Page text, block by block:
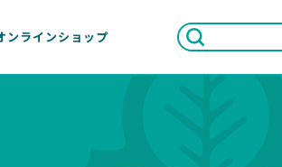
ンラインショップ